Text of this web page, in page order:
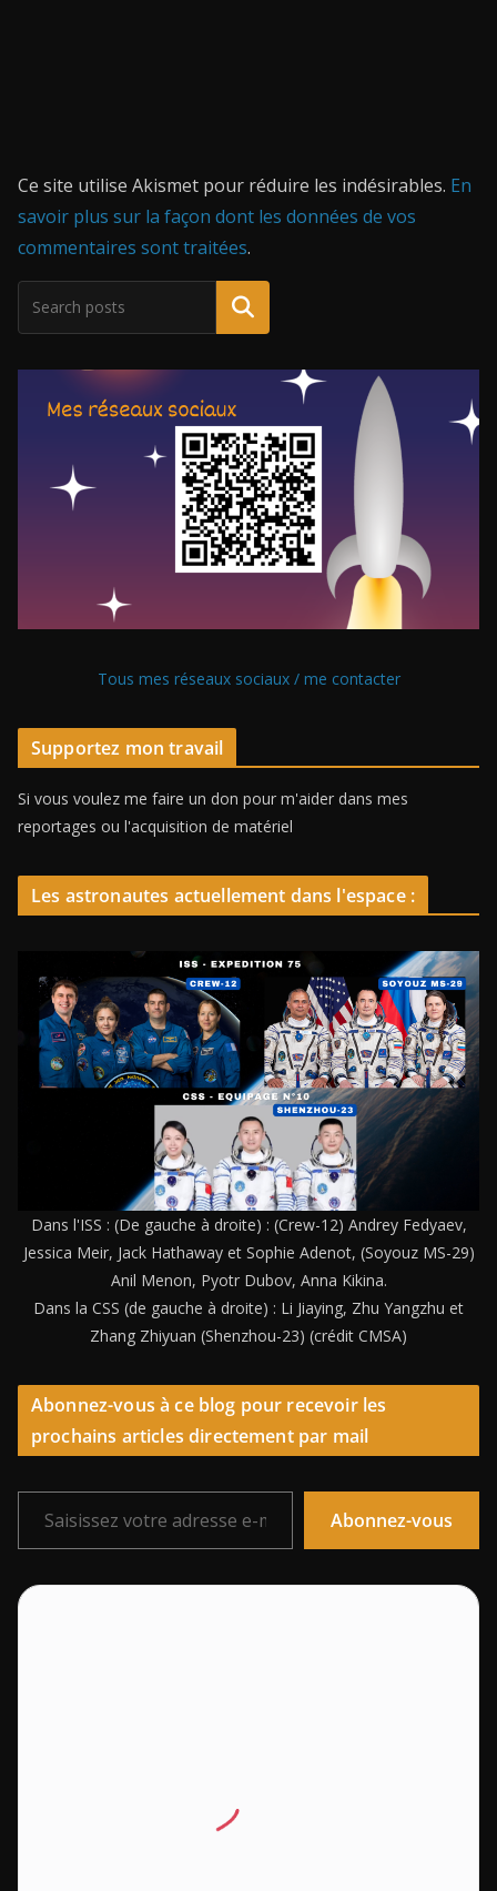
Ce site utilise Akismet pour réduire les indésirables. En
savoir plus sur la façon dont les données de vos
commentaires sont traitées.
Tous mes réseaux sociaux / me contacter
Supportez mon travail
Si vous voulez me faire un don pour m'aider dans mes
reportages ou l'acquisition de matériel
Les astronautes actuellement dans l'espace :
Dans l'ISS : (De gauche à droite) : (Crew-12) Andrey Fedyaev,
Jessica Meir, Jack Hathaway et Sophie Adenot, (Soyouz MS-29)
Anil Menon, Pyotr Dubov, Anna Kikina.
Dans la CSS (de gauche à droite) : Li Jiaying, Zhu Yangzhu et
Zhang Zhiyuan (Shenzhou-23) (crédit CMSA)
Abonnez-vous à ce blog pour recevoir les
prochains articles directement par mail
Saisissez votre adresse e-mail…
Abonnez-vous